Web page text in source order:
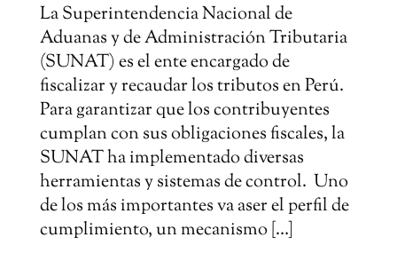
La Superintendencia Nacional de
Aduanas y de Administración Tributaria
(SUNAT) es el ente encargado de
fiscalizar y recaudar los tributos en Perú.
Para garantizar que los contribuyentes
cumplan con sus obligaciones fiscales, la
SUNAT ha implementado diversas
herramientas y sistemas de control. Uno
de los más importantes va aser el perfil de
cumplimiento, un mecanismo […]